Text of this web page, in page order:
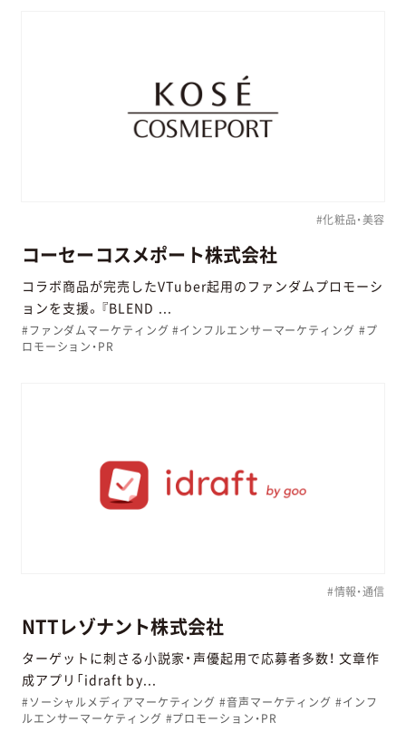
#化粧品・美容
コーセーコスメポート株式会社
コラボ商品が完売したVTuber起用のファンダムプロモーシ
ョンを支援。『BLEND ...
#ファンダムマーケティング #インフルエンサーマーケティング #プ
ロモーション・PR
#情報・通信
NTTレゾナント株式会社
ターゲットに刺さる小説家・声優起用で応募者多数！ 文章作
成アプリ「idraft by...
#ソーシャルメディアマーケティング #音声マーケティング #インフ
ルエンサーマーケティング #プロモーション・PR